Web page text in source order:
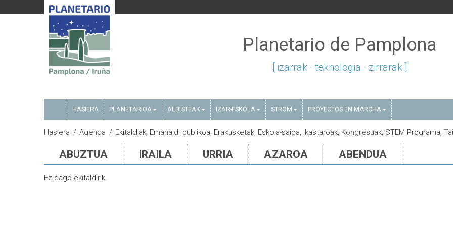
Planetario de Pamplona
[ izarrak · teknologia · zirrarak ]
HASIERA PLANETARIOA ALBISTEAK IZAR-ESKOLA STROM PROYECTOS EN MARCHA
Hasiera Agenda Ekitaldiak, Emanaldi publikoa, Erakusketak, Eskola-saioa, Ikastaroak, Kongresuak, STEM Programa,
ABUZTUA IRAILA URRIA AZAROA ABENDUA
Ez dago ekitaldirik.